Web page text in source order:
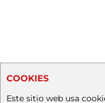
COOKIES
Este sitio web usa